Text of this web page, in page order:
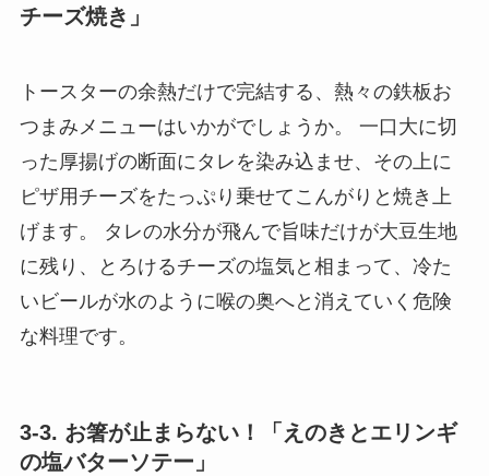
チーズ焼き」
トースターの余熱だけで完結する、熱々の鉄板お
つまみメニューはいかがでしょうか。 一口大に切
った厚揚げの断面にタレを染み込ませ、その上に
ピザ用チーズをたっぷり乗せてこんがりと焼き上
げます。 タレの水分が飛んで旨味だけが大豆生地
に残り、とろけるチーズの塩気と相まって、冷た
いビールが水のように喉の奥へと消えていく危険
な料理です。
3-3. お箸が止まらない！「えのきとエリンギ
の塩バターソテー」